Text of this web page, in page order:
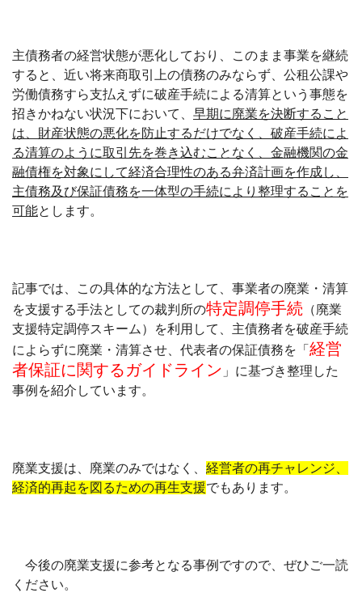
主債務者の経営状態が悪化しており、このまま事業を継続
すると、近い将来商取引上の債務のみならず、公租公課や
労働債務すら支払えずに破産手続による清算という事態を
招きかねない状況下において、 早期に廃業を決断すること
は、財産状態の悪化を防止するだけでなく、破産手続によ
る清算のように取引先を巻き込むことなく、金融機関の金
融債権を対象にして経済合理性のある弁済計画を作成し、
主債務及び保証債務を一体型の手続により整理することを
可能とします。
記事では、この具体的な方法として、事業者の廃業・清算
を支援する手法としての裁判所の特定調停手続 （廃業
支援特定調停スキーム）を利用して、主債務者を破産手続
によらずに廃業・清算させ、代表者の保証債務を「 経営
者保証に関するガイドライン 」に基づき整理した
事例を紹介しています。
廃業支援は、廃業のみではなく、 経営者の再チャレンジ、
経済的再起を図るための再生支援でもあります。
今後の廃業支援に参考となる事例ですので、ぜひご一読
ください。